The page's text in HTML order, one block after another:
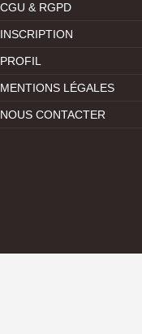
CGU & RGPD
INSCRIPTION
PROFIL
MENTIONS LÉGALES
NOUS CONTACTER